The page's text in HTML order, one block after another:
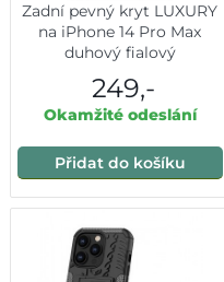
Zadní pevný kryt LUXURY
na iPhone 14 Pro Max
duhový fialový
249,-
Okamžité odeslání
Přidat do košíku